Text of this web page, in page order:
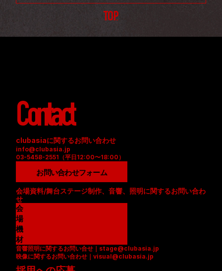
TOP
Contact
clubasiaに関するお問い合わせ
info@clubasia.jp
03-5458-2551（平日12:00〜18:00）
お問い合わせフォーム
会場資料/舞台ステージ制作、音響、照明に関するお問い合わ
せ
会
場
資
料
(
P
機
材
リ
ス
音響照明に関するお問い合せ｜stage@clubasia.jp
映像に関するお問い合わせ｜visual@clubasia.jp